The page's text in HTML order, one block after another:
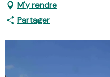
M'y rendre
Partager